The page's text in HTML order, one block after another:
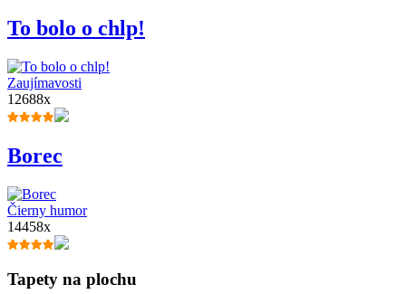
To bolo o chlp!
Zaujímavosti
12688x
Borec
Čierny humor
14458x
Tapety na plochu